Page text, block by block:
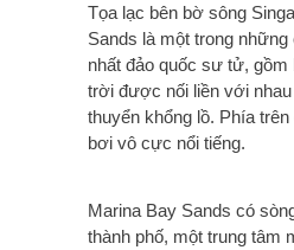
Tọa lạc bên bờ sông
Sands là một trong
nhất đảo quốc sư tử, gồm
trời được nối liền với
thuyển khổng lồ. Phía
bơi vô cực nổi tiếng.
Marina Bay Sands có
thành phố, một trung tâm